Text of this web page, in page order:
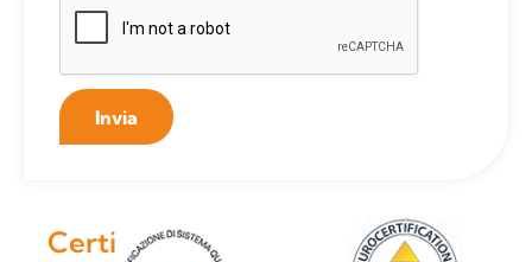
Invia
Certificazioni